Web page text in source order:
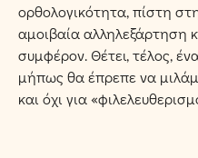
ορθολογικότητα, πίστη
αμοιβαία αλληλεξάρτηση
συμφέρον. Θέτει, τέλος,
μήπως θα έπρεπε να
και όχι για